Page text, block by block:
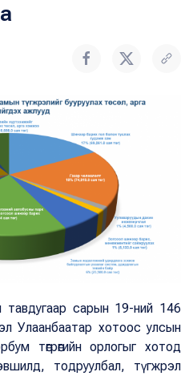
сарын 19-ний 146
Улаанбаатар хотоос улсын
төгрөгийн орлогыг хотод
тодруулбал, түгжрэл